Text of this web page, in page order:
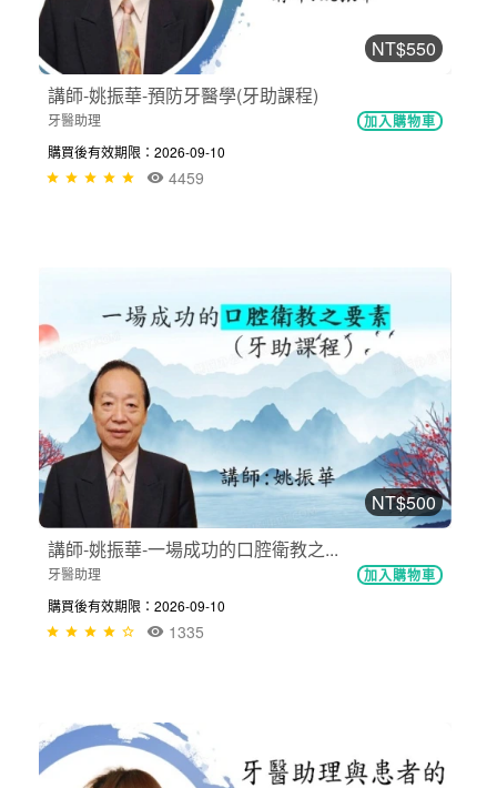
NT$550
講師-姚振華-預防牙醫學(牙助課程)
牙醫助理 加入購物車
購買後有效期限：2026-09-10
4459
NT$500
講師-姚振華-一場成功的口腔衛教之...
牙醫助理 加入購物車
購買後有效期限：2026-09-10
1335